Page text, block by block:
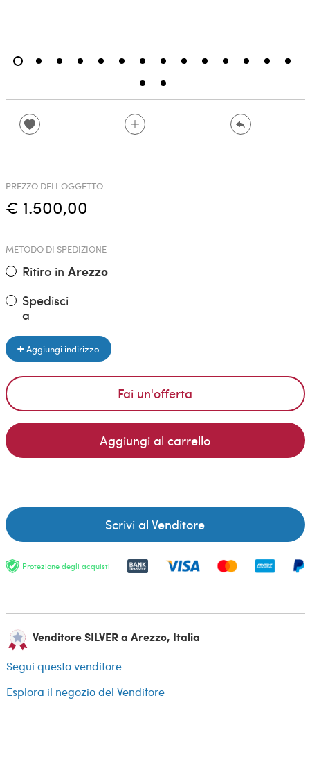
PREZZO DELL'OGGETTO
€ 1.500,00
METODO DI SPEDIZIONE
Ritiro in Arezzo
Spedisci
a
Aggiungi indirizzo
Fai un'offerta
Aggiungi al carrello
Scrivi al Venditore
Protezione degli acquisti
Venditore SILVER a Arezzo, Italia
Segui questo venditore
Esplora il negozio del Venditore